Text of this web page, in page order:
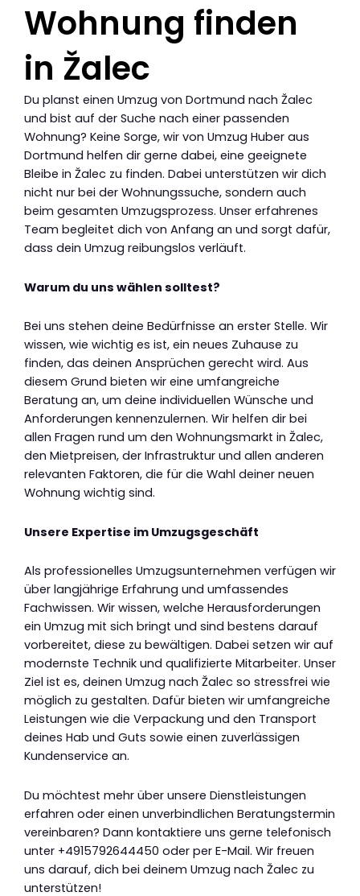
Wohnung finden
in Žalec
Du planst einen Umzug von Dortmund nach Žalec
und bist auf der Suche nach einer passenden
Wohnung? Keine Sorge, wir von Umzug Huber aus
Dortmund helfen dir gerne dabei, eine geeignete
Bleibe in Žalec zu finden. Dabei unterstützen wir dich
nicht nur bei der Wohnungssuche, sondern auch
beim gesamten Umzugsprozess. Unser erfahrenes
Team begleitet dich von Anfang an und sorgt dafür,
dass dein Umzug reibungslos verläuft.
Warum du uns wählen solltest?
Bei uns stehen deine Bedürfnisse an erster Stelle. Wir
wissen, wie wichtig es ist, ein neues Zuhause zu
finden, das deinen Ansprüchen gerecht wird. Aus
diesem Grund bieten wir eine umfangreiche
Beratung an, um deine individuellen Wünsche und
Anforderungen kennenzulernen. Wir helfen dir bei
allen Fragen rund um den Wohnungsmarkt in Žalec,
den Mietpreisen, der Infrastruktur und allen anderen
relevanten Faktoren, die für die Wahl deiner neuen
Wohnung wichtig sind.
Unsere Expertise im Umzugsgeschäft
Als professionelles Umzugsunternehmen verfügen wir
über langjährige Erfahrung und umfassendes
Fachwissen. Wir wissen, welche Herausforderungen
ein Umzug mit sich bringt und sind bestens darauf
vorbereitet, diese zu bewältigen. Dabei setzen wir auf
modernste Technik und qualifizierte Mitarbeiter. Unser
Ziel ist es, deinen Umzug nach Žalec so stressfrei wie
möglich zu gestalten. Dafür bieten wir umfangreiche
Leistungen wie die Verpackung und den Transport
deines Hab und Guts sowie einen zuverlässigen
Kundenservice an.
Du möchtest mehr über unsere Dienstleistungen
erfahren oder einen unverbindlichen Beratungstermin
vereinbaren? Dann kontaktiere uns gerne telefonisch
unter +4915792644450 oder per E-Mail. Wir freuen
uns darauf, dich bei deinem Umzug nach Žalec zu
unterstützen!